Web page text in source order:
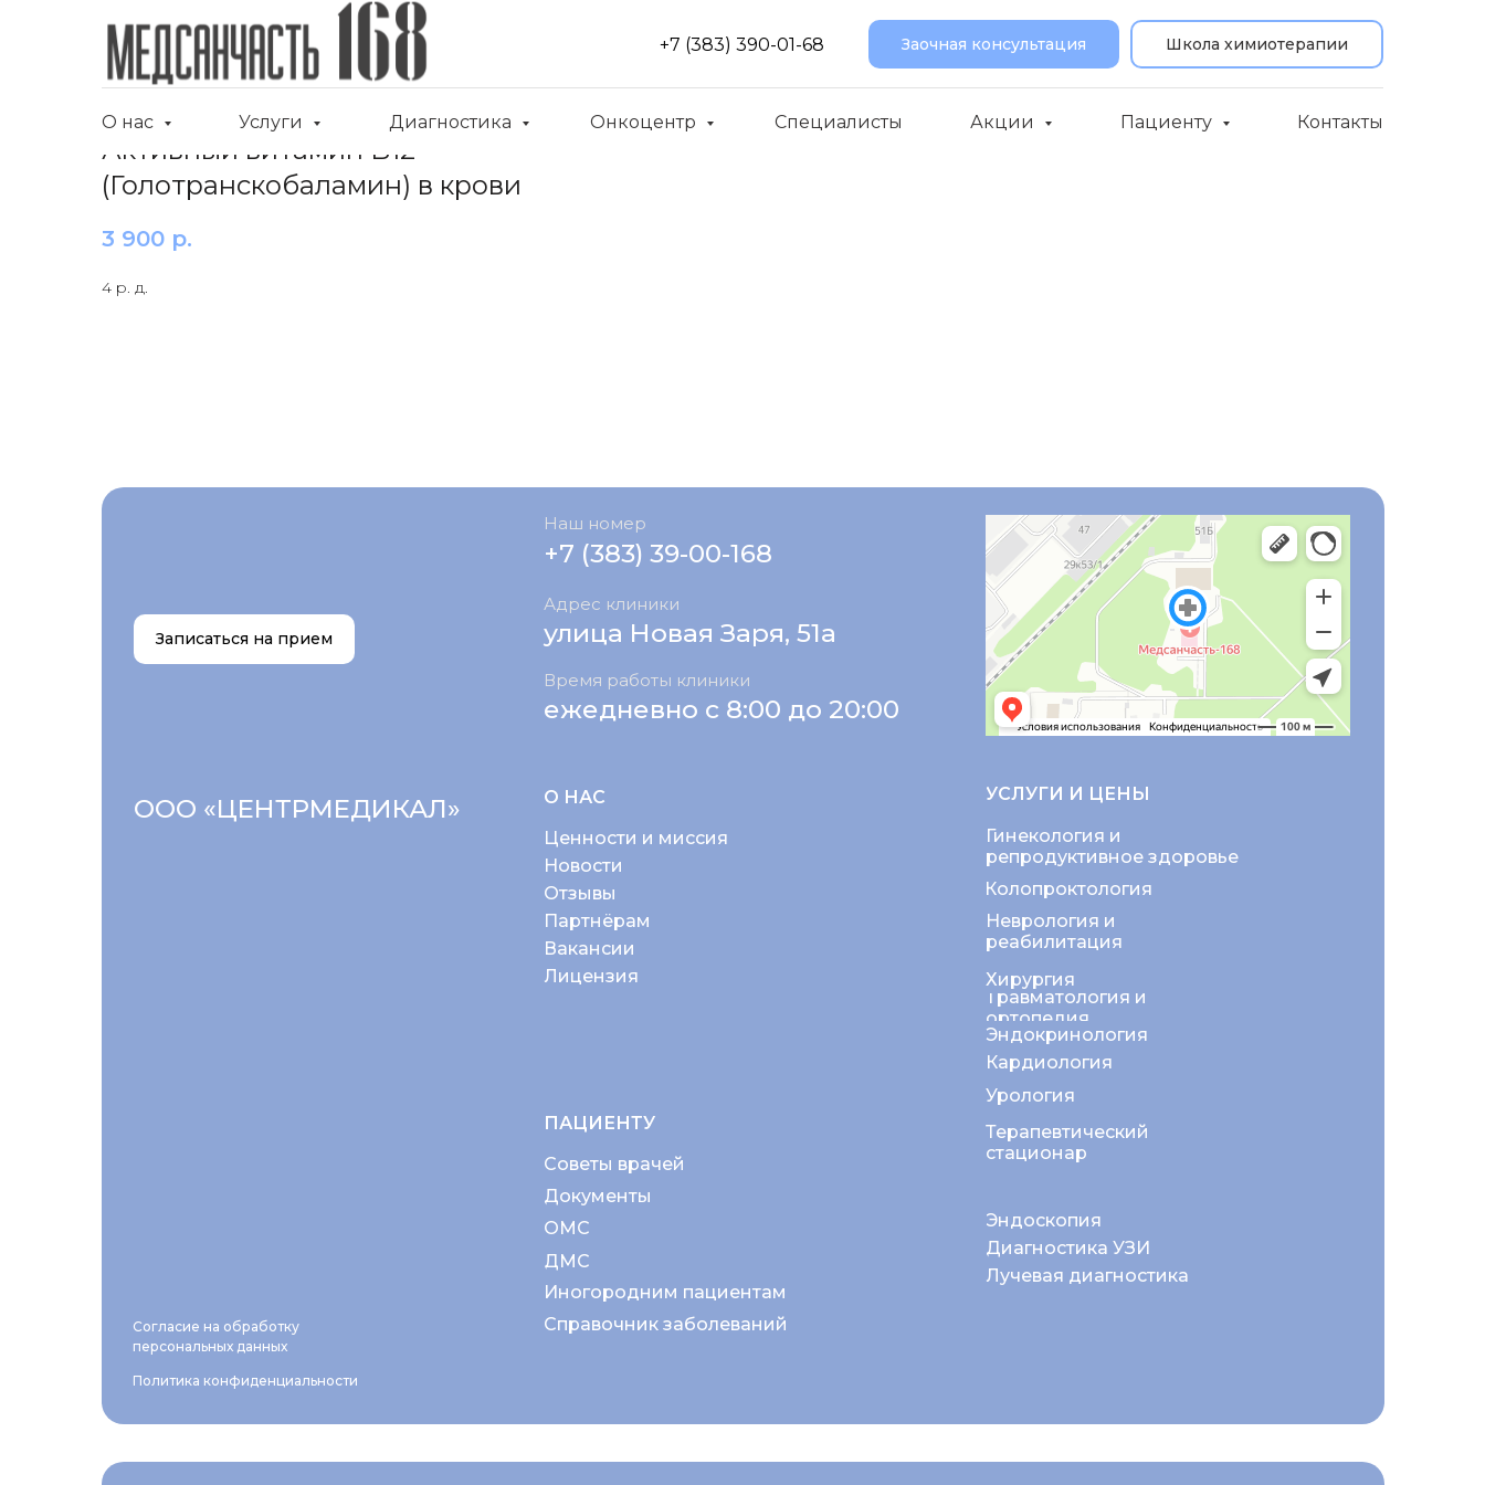
+7 (383) 390-01-68 Заочная консультация Школа химиотерапии
О нас Услуги Диагностика Онкоцентр Специалисты Акции Пациенту Контакты
Активный витамин B12
(Голотранскобаламин) в крови
3 900 р.
4 р. д.
О НАС
Политика конфиденциальности
Согласие на обработку
персональных данных
Ценности и миссия
Новости
+7 (383) 39-00-168
Отзывы
Партнёрам
Вакансии
Лицензия
Неврология и
реабилитация
Колопроктология
Хирургия
Гинекология и
репродуктивное здоровье
Диагностика УЗИ
Эндоскопия
Травматология и
ортопедия
Эндокринология
Терапевтический
стационар
Кардиология
Урология
Лучевая диагностика
УСЛУГИ И ЦЕНЫ
ПАЦИЕНТУ
Советы врачей
ОМС
Документы
ДМС
Иногородним пациентам
Справочник заболеваний
Наш номер
ежедневно с 8:00 до 20:00
Время работы клиники
Адрес клиники
улица Новая Заря, 51а
ООО «ЦЕНТРМЕДИКАЛ»
Записаться на прием